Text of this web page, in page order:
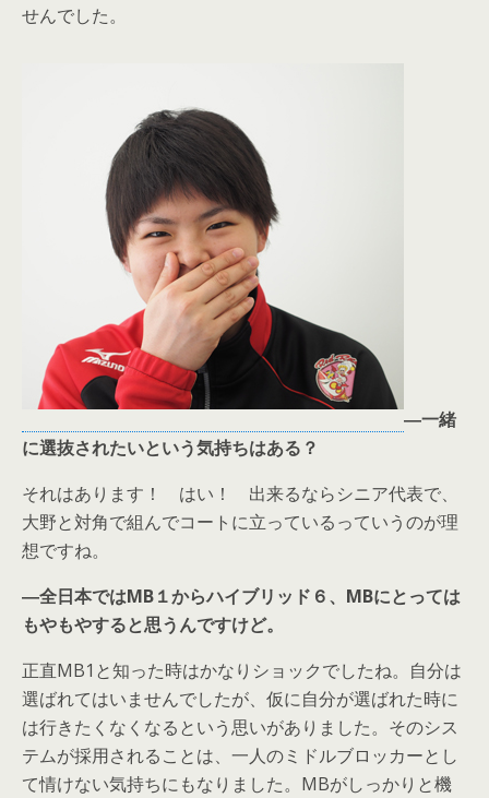
せんでした。
―一緒
に選抜されたいという気持ちはある？
それはあります！ はい！ 出来るならシニア代表で、
大野と対角で組んでコートに立っているっていうのが理
想ですね。
―全日本ではMB１からハイブリッド６、MBにとっては
もやもやすると思うんですけど。
正直MB1と知った時はかなりショックでしたね。自分は
選ばれてはいませんでしたが、仮に自分が選ばれた時に
は行きたくなくなるという思いがありました。そのシス
テムが採用されることは、一人のミドルブロッカーとし
て情けない気持ちにもなりました。MBがしっかりと機